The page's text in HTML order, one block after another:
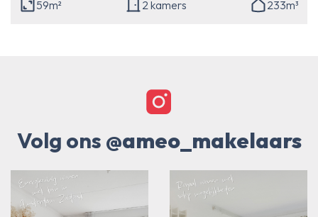
59m² 2 kamers 233m³
Volg ons @ameo_makelaars